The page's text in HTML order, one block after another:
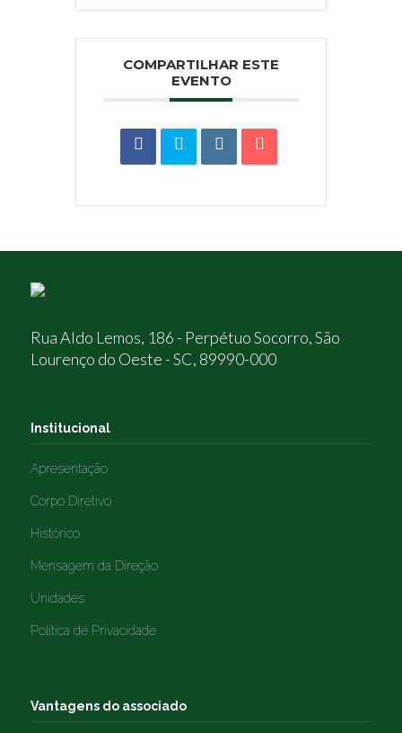
COMPARTILHAR ESTE
EVENTO
Rua Aldo Lemos, 186 - Perpétuo Socorro, São
Lourenço do Oeste - SC, 89990-000
Institucional
Apresentação
Corpo Diretivo
Histórico
Mensagem da Direção
Unidades
Política de Privacidade
Vantagens do associado